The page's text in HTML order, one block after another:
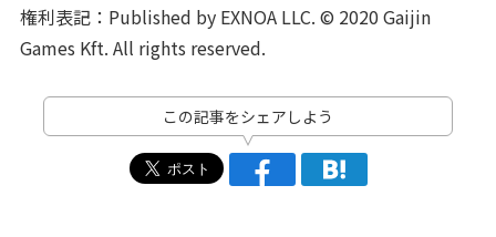
権利表記：Published by EXNOA LLC. © 2020 Gaijin
Games Kft. All rights reserved.
この記事をシェアしよう